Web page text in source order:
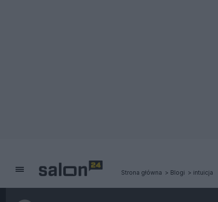
Strona główna Blogi intuicja